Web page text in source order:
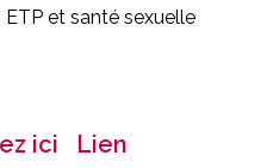
ETP et santé sexuelle
ici
Lien